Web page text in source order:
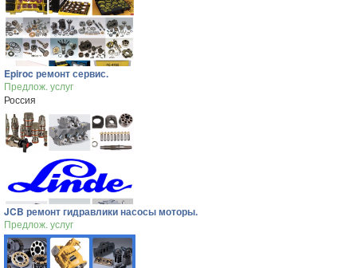
Epiroc ремонт сервис.
Предлож. услуг
Россия
JCB ремонт гидравлики насосы моторы.
Предлож. услуг